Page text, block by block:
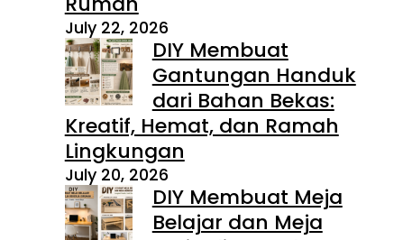
July 22, 2026
DIY Membuat
Gantungan Handuk
dari Bahan Bekas:
Kreatif, Hemat, dan Ramah
Lingkungan
July 20, 2026
DIY Membuat Meja
Belajar dan Meja